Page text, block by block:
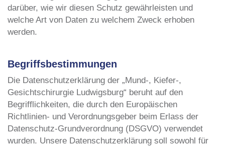
darüber, wie wir diesen Schutz gewährleisten und
welche Art von Daten zu welchem Zweck erhoben
werden.
Begriffsbestimmungen
Die Datenschutzerklärung der „Mund-, Kiefer-,
Gesichtschirurgie Ludwigsburg“ beruht auf den
Begrifflichkeiten, die durch den Europäischen
Richtlinien- und Verordnungsgeber beim Erlass der
Datenschutz-Grundverordnung (DSGVO) verwendet
wurden. Unsere Datenschutzerklärung soll sowohl für